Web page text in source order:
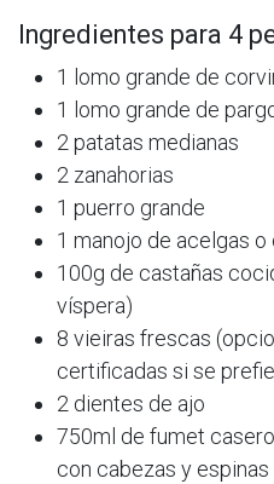
Ingredientes para 4
1 lomo grande de
1 lomo grande de
2 patatas medianas
2 zanahorias
1 puerro grande
1 manojo de acelgas o
100g de castañas
víspera)
8 vieiras frescas
certificadas si se
2 dientes de ajo
750ml de fumet
con cabezas y